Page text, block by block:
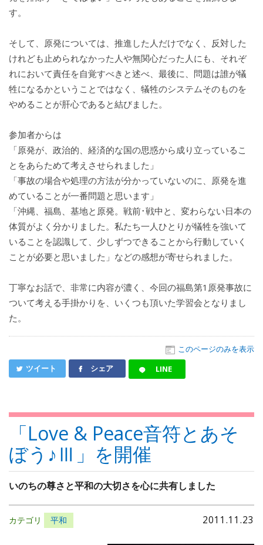
す。
そして、原発については、推進した人だけでなく、反対した
けれども止められなかった人や無関心だった人にも、それぞ
れにおいて責任を自覚すべきと述べ、最後に、問題は誰が犠
牲になるかということではなく、犠牲のシステムそのものを
やめることが肝心であると結びました。
参加者からは
「原発が、政治的、経済的な国の思惑から成り立っているこ
とをあらためて考えさせられました」
「事故の場合や処理の方法が分かっていないのに、原発を進
めていることが一番問題と思います」
「沖縄、福島、基地と原発。戦前･戦中と、変わらない日本の
体質がよく分かりました。私たち一人ひとりが犠牲を強いて
いることを認識して、少しずつできることから行動していく
ことが必要と思いました」などの感想が寄せられました。
丁寧なお話で、非常に内容が濃く、今回の福島第1原発事故に
ついて考える手掛かりを、いくつも頂いた学習会となりまし
た。
このページのみを表示
ツイート シェア LINE
「Love & Peace音符とあそ
ぼう♪Ⅲ」を開催
いのちの尊さと平和の大切さを心に共有しました
2011.11.23
カテゴリ 平和